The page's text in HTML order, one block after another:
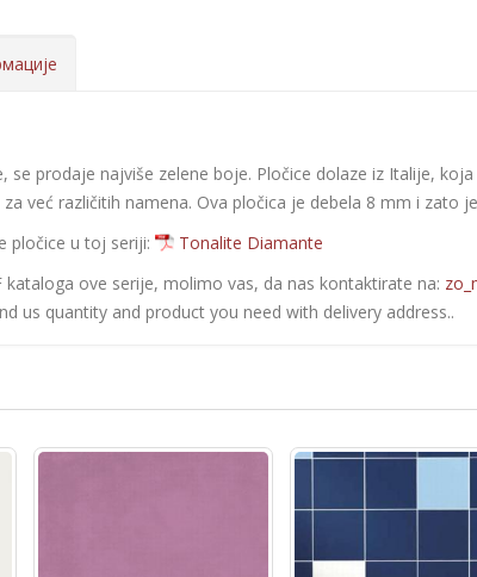
se prodaje najviše zelene boje. Pločice dolaze iz Italije,
već različitih namena. Ova pločica je debela 8 mm i zato
pločice u toj seriji:
Tonalite Diamante
kataloga ove serije, molimo vas, da nas kontaktirate na:
us quantity and product you need with delivery address..